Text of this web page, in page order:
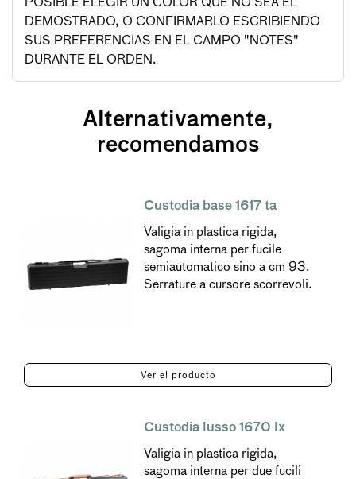
DEMOSTRADO, O CONFIRMARLO ESCRIBIENDO
SUS PREFERENCIAS EN EL CAMPO "NOTES"
DURANTE EL ORDEN.
Alternativamente,
recomendamos
Custodia base 1617 ta
Valigia in plastica rigida,
sagoma interna per fucile
semiautomatico sino a cm 93.
Serrature a cursore scorrevoli.
Ver el producto
Custodia lusso 1670 lx
Valigia in plastica rigida,
sagoma interna per due fucili